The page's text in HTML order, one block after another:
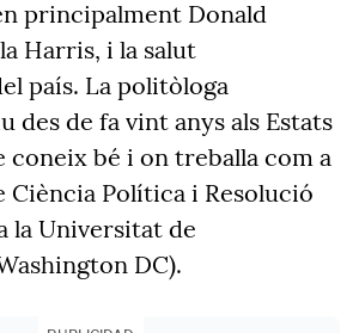
principalment Donald
Harris, i la salut
país. La politòloga
des de fa vint anys als Estats
coneix bé i on treballa com a
Ciència Política i Resolució
la Universitat de
DC).